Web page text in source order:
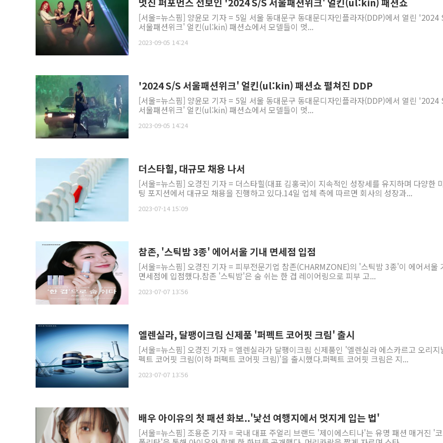
[서울=뉴스핌] 양윤모 기자 = 5일 서울 동대문구 동대문디자인플라자(DDP)에서 열린 '2024
서울패션위크' 얼킨(ul:kin) 패션쇼에서 모델들이 멋...
2023-09-05 14:24
'2024 S/S 서울패션위크' 얼킨(ul:kin) 패션쇼 펼쳐진 DDP
[서울=뉴스핌] 양윤모 기자 = 5일 서울 동대문구 동대문디자인플라자(DDP)에서 열린 '2024
서울패션위크' 얼킨(ul:kin) 패션쇼에서 모델들이 멋...
2023-09-05 14:24
더스타힐, 대규모 채용 나서
[서울=뉴스핌] 오경진 기자 = 더스타힐(대표 김홍국)이 지속적인 성장세를 유지하며 다양한
팅 포지션에서 대규모 채용을 진행하고 있다.14일 업체 측에 따르면 회사의 성장과...
2023-07-14 15:09
참존, '스틱밤 3종' 에어서울 기내 면세점 입점
[서울=뉴스핌] 오경진 기자 = 피부전문기업 참존(CHARMZONE)의 '스틱밤 3종'이 에어서울
면세점에 입점했다.참존 '스틱밤'은 숨 쉬는 한 겹 레이어링으로 피부 고...
2023-07-07 13:56
엘렌실라, 달팽이크림 신제품 '퍼펙트 코어핏 크림' 출시
[서울=뉴스핌] 오경진 기자 = 엘렌실라가 달팽이크림 신제품인 '엘렌실라 에스카르고 오리지
펙트 코어핏 크림(이하 퍼펙트 코어핏 크림)'을 출시했다.퍼펙트 코어핏 크림은 지...
2023-07-07 13:56
배우 아이유의 첫 패션 화보..'낯선 여행지에서 멋지게 입는 법'
[서울=뉴스핌] 조용준 기자 = 국내 대표 주얼리 브랜드 '제이에스티나'는 유명 패션 매거진 '